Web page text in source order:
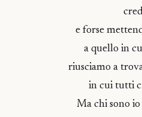
e forse
a quello in
riusciamo a
in cui tutti
Ma chi sono